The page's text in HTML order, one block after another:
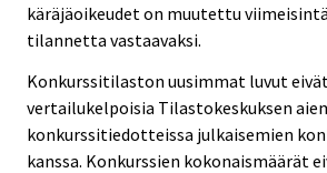
käräjäoikeudet on muutettu
tilannetta vastaavaksi.
Konkurssitilaston uusimmat luvut
vertailukelpoisia Tilastokeskuksen
konkurssitiedotteissa julkaisemien
kanssa. Konkurssien kokonaismäärät